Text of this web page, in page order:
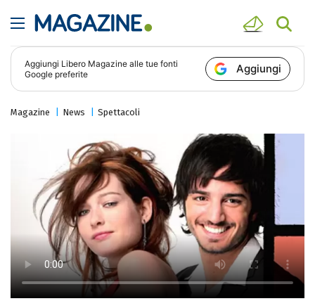
Aggiungi Libero Magazine alle tue fonti
Google preferite
Aggiungi
Magazine News Spettacoli